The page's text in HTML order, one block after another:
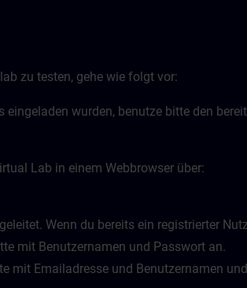
zu testen, gehe wie folgt vor:
eingeladen wurden, benutze bitte den
Lab in einem Webbrowser über:
Wenn du bereits ein registrierter
mit Benutzernamen und Passwort an.
mit Emailadresse und Benutzernamen